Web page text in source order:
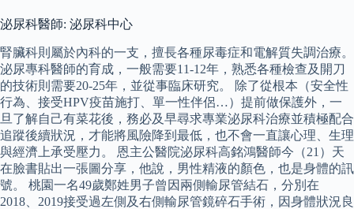
泌尿科醫師: 泌尿科中心
腎臟科則屬於內科的一支，擅長各種尿毒症和電解質失調治療。
泌尿專科醫師的育成，一般需要11-12年，熟悉各種檢查及開刀
的技術則需要20-25年，並從事臨床研究。 除了從根本（安全性
行為、接受HPV疫苗施打、單一性伴侶…）提前做保護外，一
旦了解自己有菜花後，務必及早尋求專業泌尿科治療並積極配合
追蹤後續狀況，才能將風險降到最低，也不會一直讓心理、生理
與經濟上承受壓力。 恩主公醫院泌尿科高銘鴻醫師今（21）天
在臉書貼出一張圖分享，他說，男性精液的顏色，也是身體的訊
號。 桃園一名49歲鄭姓男子曾因兩側輸尿管結石，分別在
2018、2019接受過左側及右側輸尿管鏡碎石手術，因身體狀況良